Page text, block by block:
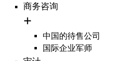
商务咨询
中国的待售公司
国际企业军师